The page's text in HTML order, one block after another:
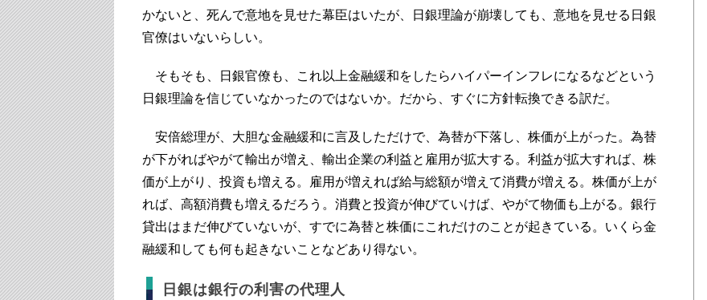
かないと、死んで意地を見せた幕臣はいたが、日銀理論が崩壊しても、意地を見せる日銀
官僚はいないらしい。
そもそも、日銀官僚も、これ以上金融緩和をしたらハイパーインフレになるなどという
日銀理論を信じていなかったのではないか。だから、すぐに方針転換できる訳だ。
安倍総理が、大胆な金融緩和に言及しただけで、為替が下落し、株価が上がった。為替
が下がればやがて輸出が増え、輸出企業の利益と雇用が拡大する。利益が拡大すれば、株
価が上がり、投資も増える。雇用が増えれば給与総額が増えて消費が増える。株価が上が
れば、高額消費も増えるだろう。消費と投資が伸びていけば、やがて物価も上がる。銀行
貸出はまだ伸びていないが、すでに為替と株価にこれだけのことが起きている。いくら金
融緩和しても何も起きないことなどあり得ない。
日銀は銀行の利害の代理人